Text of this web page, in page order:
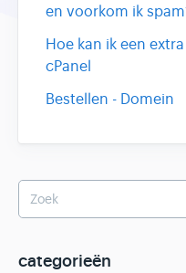
en voorkom ik
Hoe kan ik een
cPanel
Bestellen - Domein
categorieën